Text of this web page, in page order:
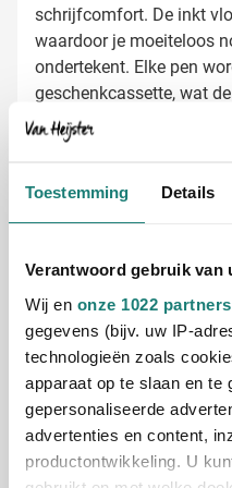
Toestemming Details
Verantwoord gebruik van
Wij en onze 1022 partners
gegevens (bijv. uw IP-
technologieën zoals
apparaat op te slaan en te
gepersonaliseerde
advertenties en content,
productontwikkeling. U
schrijfcomfort. De inkt
waardoor je moeiteloos
ondertekent. Elke pen
geschenkcassette, wat
relatiegeschenk nog
Parker
Bij Van Heijster
De mogelijkheden zijn
Bedrukking met je
kleuren
Toevoeging van een
Verschillende namen
touch
Gratis digitaal
Parker pen
Wil je zien hoe jouw logo